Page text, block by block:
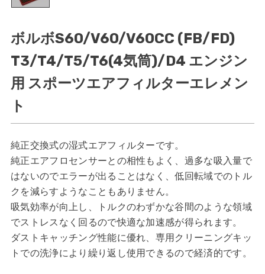
ボルボS60/V60/V60CC (FB/FD)
T3/T4/T5/T6(4気筒)/D4 エンジン
用 スポーツエアフィルターエレメン
ト
純正交換式の湿式エアフィルターです。
純正エアフロセンサーとの相性もよく、過多な吸入量で
はないのでエラーが出ることはなく、低回転域でのトル
クを減らすようなこともありません。
吸気効率が向上し、トルクのわずかな谷間のような領域
でストレスなく回るので快適な加速感が得られます。
ダストキャッチング性能に優れ、専用クリーニングキッ
トでの洗浄により繰り返し使用できるので経済的です。